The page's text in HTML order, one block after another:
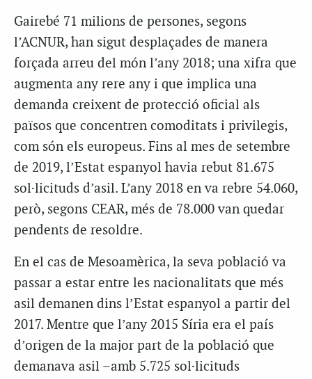
Gairebé 71 milions de persones, segons
l’ACNUR, han sigut desplaçades de manera
forçada arreu del món l’any 2018; una xifra que
augmenta any rere any i que implica una
demanda creixent de protecció oficial als
països que concentren comoditats i privilegis,
com són els europeus. Fins al mes de setembre
de 2019, l’Estat espanyol havia rebut 81.675
sol·licituds d’asil. L’any 2018 en va rebre 54.060,
però, segons CEAR, més de 78.000 van quedar
pendents de resoldre.
En el cas de Mesoamèrica, la seva població va
passar a estar entre les nacionalitats que més
asil demanen dins l’Estat espanyol a partir del
2017. Mentre que l’any 2015 Síria era el país
d’origen de la major part de la població que
demanava asil –amb 5.725 sol·licituds